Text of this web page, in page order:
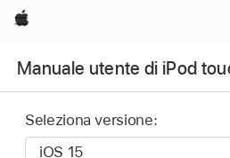
Apple
Manuale utente di iPod
Seleziona versione: